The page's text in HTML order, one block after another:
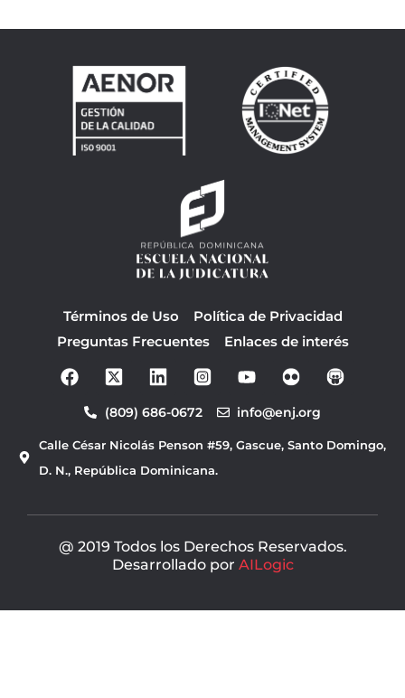
Términos de Uso
Política de Privacidad
Preguntas Frecuentes
Enlaces de interés
F
a
b
o
o
o
t
b
(809) 686-0672 info@enj.org
Calle César Nicolás Penson #59, Gascue, Santo Domingo,
D. N., República Dominicana.
@ 2019 Todos los Derechos Reservados.
Desarrollado por AILogic